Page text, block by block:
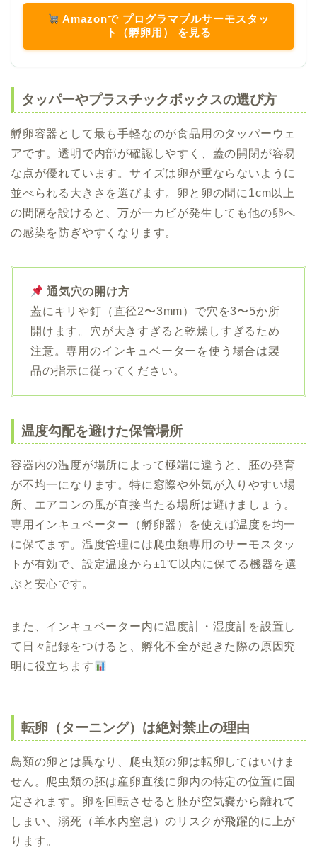
Amazonで プログラマブルサーモスタッ
ト（孵卵用） を見る
タッパーやプラスチックボックスの選び方
孵卵容器として最も手軽なのが食品用のタッパーウェ
アです。透明で内部が確認しやすく、蓋の開閉が容易
な点が優れています。サイズは卵が重ならないように
並べられる大きさを選びます。卵と卵の間に1cm以上
の間隔を設けると、万が一カビが発生しても他の卵へ
の感染を防ぎやすくなります。
通気穴の開け方
蓋にキリや釘（直径2〜3mm）で穴を3〜5か所
開けます。穴が大きすぎると乾燥しすぎるため
注意。専用のインキュベーターを使う場合は製
品の指示に従ってください。
温度勾配を避けた保管場所
容器内の温度が場所によって極端に違うと、胚の発育
が不均一になります。特に窓際や外気が入りやすい場
所、エアコンの風が直接当たる場所は避けましょう。
専用インキュベーター（孵卵器）を使えば温度を均一
に保てます。温度管理には爬虫類専用のサーモスタッ
トが有効で、設定温度から±1℃以内に保てる機器を選
ぶと安心です。
また、インキュベーター内に温度計・湿度計を設置し
て日々記録をつけると、孵化不全が起きた際の原因究
明に役立ちます
転卵（ターニング）は絶対禁止の理由
鳥類の卵とは異なり、爬虫類の卵は転卵してはいけま
せん。爬虫類の胚は産卵直後に卵内の特定の位置に固
定されます。卵を回転させると胚が空気嚢から離れて
しまい、溺死（羊水内窒息）のリスクが飛躍的に上が
ります。